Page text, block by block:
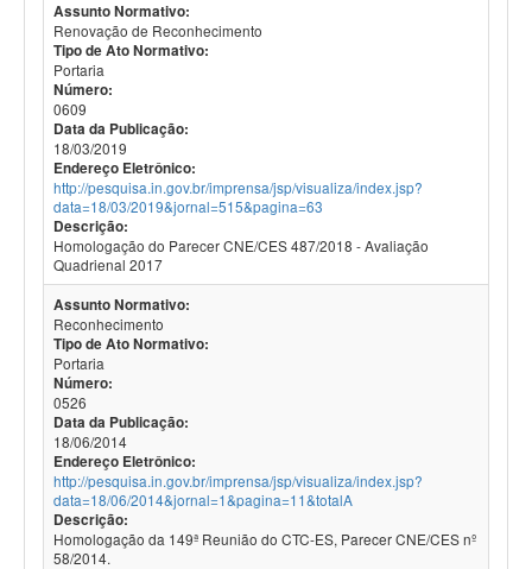
Assunto Normativo:
Renovação de Reconhecimento
Tipo de Ato Normativo:
Portaria
Número:
0609
Data da Publicação:
18/03/2019
Endereço Eletrônico:
http://pesquisa.in.gov.br/imprensa/jsp/visualiza/index.jsp?
data=18/03/2019&jornal=515&pagina=63
Descrição:
Homologação do Parecer CNE/CES 487/2018 - Avaliação
Quadrienal 2017
Assunto Normativo:
Reconhecimento
Tipo de Ato Normativo:
Portaria
Número:
0526
Data da Publicação:
18/06/2014
Endereço Eletrônico:
http://pesquisa.in.gov.br/imprensa/jsp/visualiza/index.jsp?
data=18/06/2014&jornal=1&pagina=11&totalA
Descrição:
Homologação da 149ª Reunião do CTC-ES, Parecer CNE/CES nº
58/2014.